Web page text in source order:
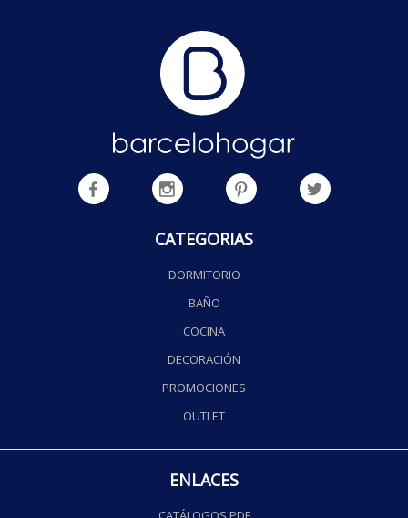
CATEGORIAS
DORMITORIO
BAÑO
COCINA
DECORACIÓN
PROMOCIONES
OUTLET
ENLACES